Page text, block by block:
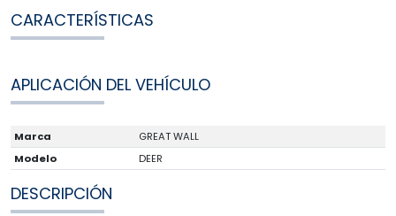
CARACTERÍSTICAS
APLICACIÓN DEL VEHÍCULO
Marca
GREAT WALL
Modelo
DEER
DESCRIPCIÓN